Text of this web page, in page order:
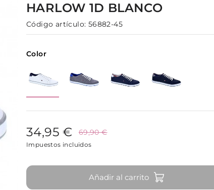
HARLOW 1D BLANCO
Código artículo: 56882-45
Color
34,95 € 69,90 €
Impuestos incluidos
Añadir al carrito